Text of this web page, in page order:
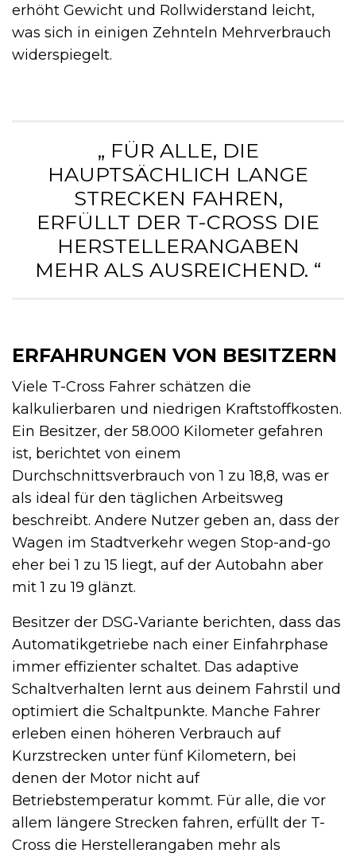
erhöht Gewicht und Rollwiderstand leicht,
was sich in einigen Zehnteln Mehrverbrauch
widerspiegelt.
„ FÜR ALLE, DIE
HAUPTSÄCHLICH LANGE
STRECKEN FAHREN,
ERFÜLLT DER T-CROSS DIE
HERSTELLERANGABEN
MEHR ALS AUSREICHEND. “
ERFAHRUNGEN VON BESITZERN
Viele T-Cross Fahrer schätzen die
kalkulierbaren und niedrigen Kraftstoffkosten.
Ein Besitzer, der 58.000 Kilometer gefahren
ist, berichtet von einem
Durchschnittsverbrauch von 1 zu 18,8, was er
als ideal für den täglichen Arbeitsweg
beschreibt. Andere Nutzer geben an, dass der
Wagen im Stadtverkehr wegen Stop-and-go
eher bei 1 zu 15 liegt, auf der Autobahn aber
mit 1 zu 19 glänzt.
Besitzer der DSG‑Variante berichten, dass das
Automatikgetriebe nach einer Einfahrphase
immer effizienter schaltet. Das adaptive
Schaltverhalten lernt aus deinem Fahrstil und
optimiert die Schaltpunkte. Manche Fahrer
erleben einen höheren Verbrauch auf
Kurzstrecken unter fünf Kilometern, bei
denen der Motor nicht auf
Betriebstemperatur kommt. Für alle, die vor
allem längere Strecken fahren, erfüllt der T-
Cross die Herstellerangaben mehr als